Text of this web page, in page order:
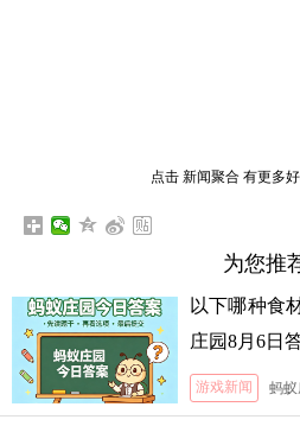
点击 新闻聚合有更多
为您推
以下哪种食
庄园8月6日
游戏新闻 蚂蚁